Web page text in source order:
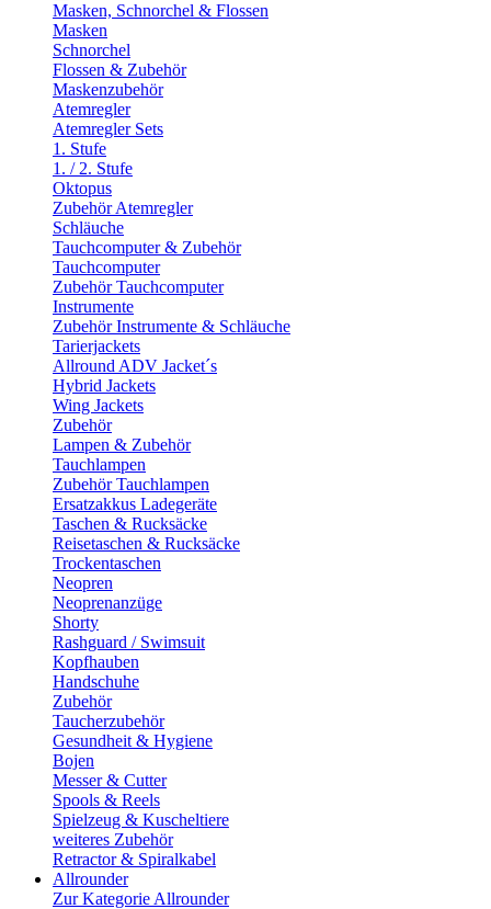
Masken, Schnorchel & Flossen
Masken
Schnorchel
Flossen & Zubehör
Maskenzubehör
Atemregler
Atemregler Sets
1. Stufe
1. / 2. Stufe
Oktopus
Zubehör Atemregler
Schläuche
Tauchcomputer & Zubehör
Tauchcomputer
Zubehör Tauchcomputer
Instrumente
Zubehör Instrumente & Schläuche
Tarierjackets
Allround ADV Jacket´s
Hybrid Jackets
Wing Jackets
Zubehör
Lampen & Zubehör
Tauchlampen
Zubehör Tauchlampen
Ersatzakkus Ladegeräte
Taschen & Rucksäcke
Reisetaschen & Rucksäcke
Trockentaschen
Neopren
Neoprenanzüge
Shorty
Rashguard / Swimsuit
Kopfhauben
Handschuhe
Zubehör
Taucherzubehör
Gesundheit & Hygiene
Bojen
Messer & Cutter
Spools & Reels
Spielzeug & Kuscheltiere
weiteres Zubehör
Retractor & Spiralkabel
Allrounder
Zur Kategorie Allrounder